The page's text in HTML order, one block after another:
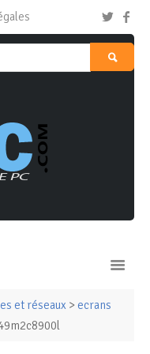
et réseaux > ecrans